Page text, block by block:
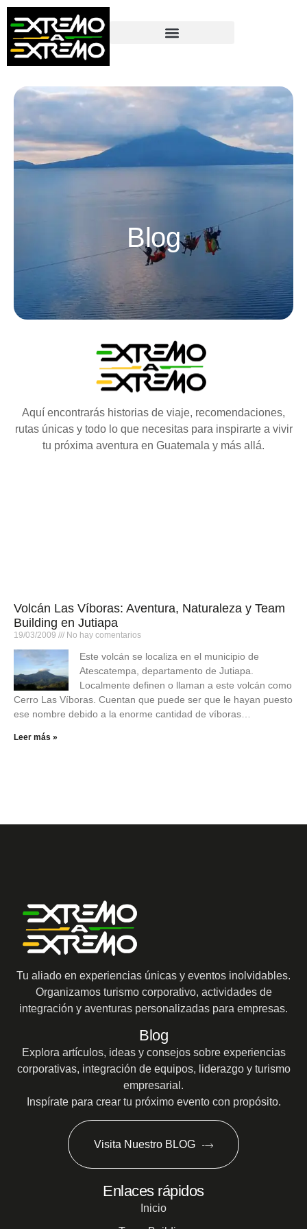
contenido
Blog
Aquí encontrarás historias de viaje, recomendaciones,
rutas únicas y todo lo que necesitas para inspirarte a vivir
tu próxima aventura en Guatemala y más allá.
Volcán Las Víboras: Aventura, Naturaleza y Team
Building en Jutiapa
19/03/2009 No hay comentarios
Este volcán se localiza en el municipio de
Atescatempa, departamento de Jutiapa.
Localmente definen o llaman a este volcán como
Cerro Las Víboras. Cuentan que puede ser que le hayan puesto
ese nombre debido a la enorme cantidad de víboras…
Leer más »
Tu aliado en experiencias únicas y eventos inolvidables.
Organizamos turismo corporativo, actividades de
integración y aventuras personalizadas para empresas.
Blog
Explora artículos, ideas y consejos sobre experiencias
corporativas, integración de equipos, liderazgo y turismo
empresarial.
Inspírate para crear tu próximo evento con propósito.
Visita Nuestro BLOG
Enlaces rápidos
Inicio